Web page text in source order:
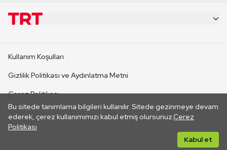
Bu sitede tanımlama bilgileri kullanılır. Sitede gezinmeye devam
ederek, çerez kullanımımızı kabul etmiş olursunuz.Çerez
Politikası
Kabul et
CANLI YAYINLAR
Kullanım Koşulları
Gizlilik Politikası ve Aydınlatma Metni
Çerez Politikası
İletişim
Her hakkı saklıdır. ©2026 TRT. Bağlantı yoluyla gidilen dış